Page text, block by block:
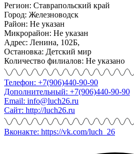
Регион: Ставрапольский край
Город: Железноводск
Район: Не указан
Микрорайон: Не указан
Адрес: Ленина, 102Б,
Остановка: Детский мир
Количество филиалов: Не указано
Телефон: +7(906)440-90-90
Дополнительный: +7(906)440-90-90
Email: info@luch26.ru
Сайт: http://luch26.ru
Вконакте: https://vk.com/luch_26